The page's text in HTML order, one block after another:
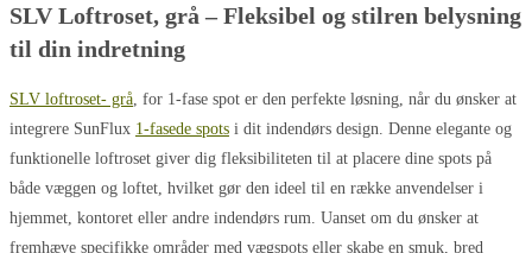
SLV Loftroset, grå – Fleksibel og stilren belysning
til din indretning
SLV loftroset- grå, for 1-fase spot er den perfekte løsning, når du ønsker at
integrere SunFlux 1-fasede spots i dit indendørs design. Denne elegante og
funktionelle loftroset giver dig fleksibiliteten til at placere dine spots på
både væggen og loftet, hvilket gør den ideel til en række anvendelser i
hjemmet, kontoret eller andre indendørs rum. Uanset om du ønsker at
fremhæve specifikke områder med vægspots eller skabe en smuk, bred